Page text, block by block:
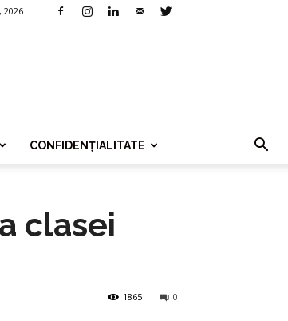
2026
CONFIDENȚIALITATE
clasei
0
1865